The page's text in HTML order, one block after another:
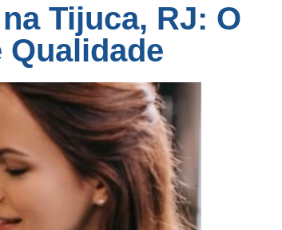
Tijuca, RJ: O
Qualidade